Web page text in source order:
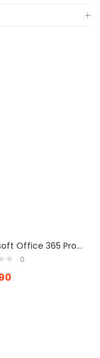
Microsoft Office 365 Pro Plus Ofis Yazılımı
0